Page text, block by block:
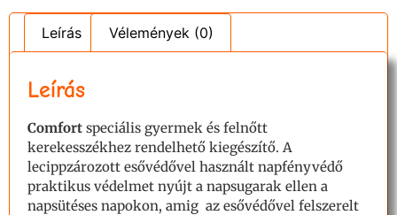
Leírás Vélemények (0)
Leírás
Comfort speciális gyermek és felnőtt
kerekesszékhez rendelhető kiegészítő. A
lecippzározott esővédővel használt napfényvédő
praktikus védelmet nyújt a napsugarak ellen a
napsütéses napokon, amig az esővédővel felszerelt